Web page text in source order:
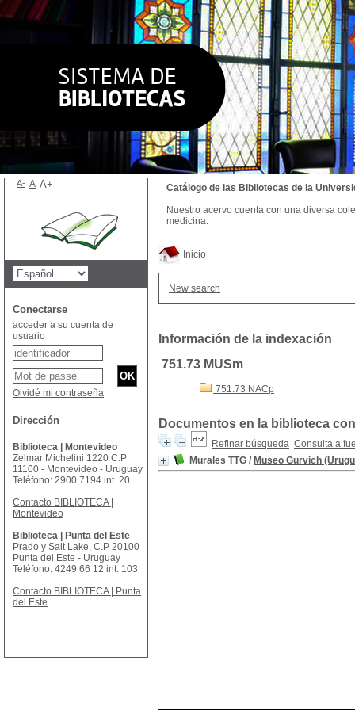
Inicio
New search
Información de la indexación
751.73 MUSm
751.73 NACp
Documentos en la biblioteca
Refinar búsqueda Consulta a
Murales TTG / Museo Gurvich
Catálogo de las Bibliotecas de la
Nuestro acervo cuenta con una diversa
medicina.
A- A A+
Conectarse
acceder a su cuenta de
usuario
Olvidé mi contraseña
Dirección
Biblioteca | Montevideo
Zelmar Michelini 1220 C.P
11100 - Montevideo - Uruguay
Teléfono: 2900 7194 int. 20
Contacto BIBLIOTECA |
Montevideo
Biblioteca | Punta del Este
Prado y Salt Lake, C.P 20100
Punta del Este - Uruguay
Teléfono: 4249 66 12 int. 103
Contacto BIBLIOTECA | Punta
del Este